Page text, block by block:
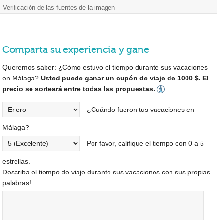
Verificación de las fuentes de la imagen
Comparta su experiencia y gane
Queremos saber: ¿Cómo estuvo el tiempo durante sus vacaciones
en Málaga? Usted puede ganar un cupón de viaje de 1000 $. El
precio se sorteará entre todas las propuestas.
¿Cuándo fueron tus vacaciones en
Málaga?
Por favor, califique el tiempo con 0 a 5
estrellas.
Describa el tiempo de viaje durante sus vacaciones con sus propias
palabras!